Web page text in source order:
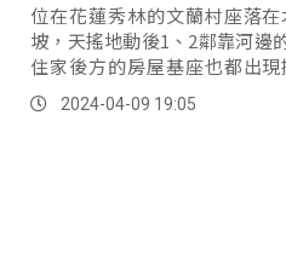
位在花蓮秀林的文蘭村座落
坡，天搖地動後1、2鄰靠河邊
住家後方的房屋基座也都出現
怖。2024-04-09 19:05